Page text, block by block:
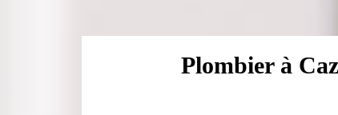
Plombier à